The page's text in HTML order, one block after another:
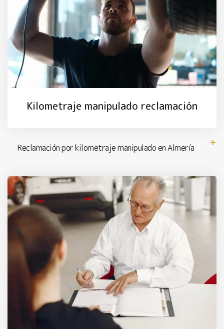
Kilometraje manipulado reclamación
Reclamación por kilometraje manipulado en Almería